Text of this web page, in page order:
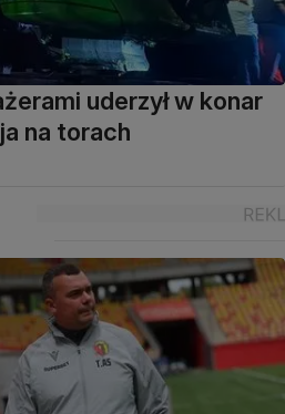
uderzył w konar
na torach